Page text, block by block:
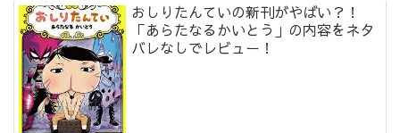
おしりたんていの新刊がやばい？！
「あらたなるかいとう」の内容をネタ
バレなしでレビュー！